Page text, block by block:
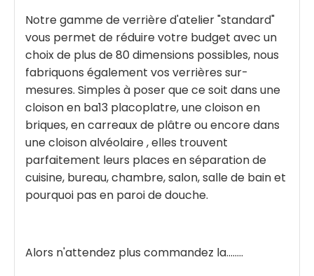
Notre gamme de verrière d'atelier "standard"
vous permet de réduire votre budget avec un
choix de plus de 80 dimensions possibles, nous
fabriquons également vos verrières sur-
mesures. Simples à poser que ce soit dans une
cloison en ba13 placoplatre, une cloison en
briques, en carreaux de plâtre ou encore dans
une cloison alvéolaire , elles trouvent
parfaitement leurs places en séparation de
cuisine, bureau, chambre, salon, salle de bain et
pourquoi pas en paroi de douche.
Alors n'attendez plus commandez la........